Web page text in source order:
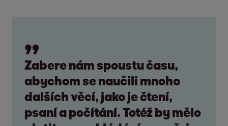
Zabere nám spoustu času,
abychom se naučili mnoho
dalších věcí, jako je čtení,
psaní a počítání. Totéž by mělo